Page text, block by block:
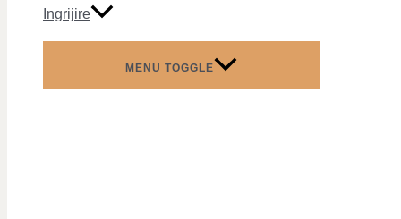
Ingrijire
MENU TOGGLE